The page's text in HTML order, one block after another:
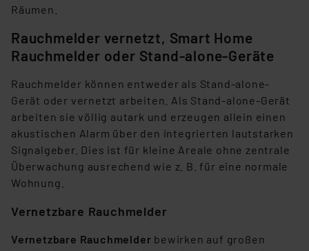
Räumen.
Rauchmelder vernetzt, Smart Home
Rauchmelder oder Stand-alone-Geräte
Rauchmelder können entweder als Stand-alone-
Gerät oder vernetzt arbeiten. Als Stand-alone-Gerät
arbeiten sie völlig autark und erzeugen allein einen
akustischen Alarm über den integrierten lautstarken
Signalgeber. Dies ist für kleine Areale ohne zentrale
Überwachung ausrechend wie z. B. für eine normale
Wohnung.
Vernetzbare Rauchmelder
Vernetzbare Rauchmelder bewirken auf großen